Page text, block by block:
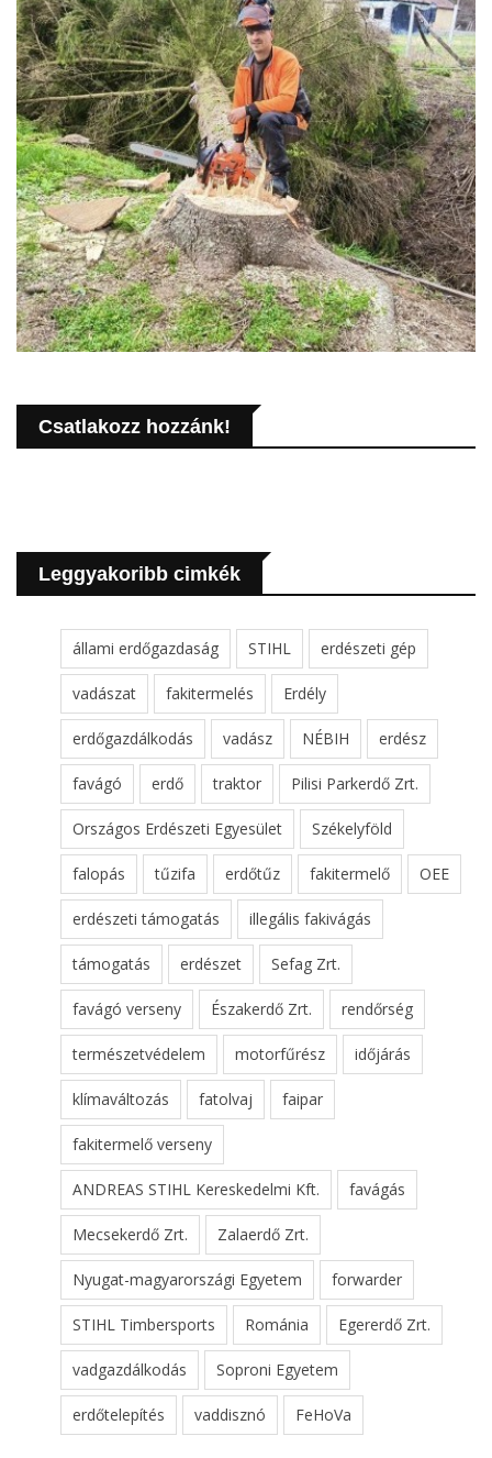
Csatlakozz hozzánk!
Leggyakoribb cimkék
állami erdőgazdaság STIHL erdészeti gép
vadászat fakitermelés Erdély
erdőgazdálkodás vadász NÉBIH erdész
favágó erdő traktor Pilisi Parkerdő Zrt.
Országos Erdészeti Egyesület Székelyföld
falopás tűzifa erdőtűz fakitermelő OEE
erdészeti támogatás illegális fakivágás
támogatás erdészet Sefag Zrt.
favágó verseny Északerdő Zrt. rendőrség
természetvédelem motorfűrész időjárás
klímaváltozás fatolvaj faipar
fakitermelő verseny
ANDREAS STIHL Kereskedelmi Kft. favágás
Mecsekerdő Zrt. Zalaerdő Zrt.
Nyugat-magyarországi Egyetem forwarder
STIHL Timbersports Románia Egererdő Zrt.
vadgazdálkodás Soproni Egyetem
erdőtelepítés vaddisznó FeHoVa